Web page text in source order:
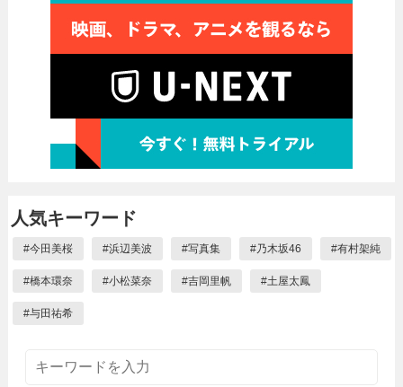
人気キーワード
#今田美桜 #浜辺美波 #写真集 #乃木坂46 #有村架純
#橋本環奈 #小松菜奈 #吉岡里帆 #土屋太鳳
#与田祐希